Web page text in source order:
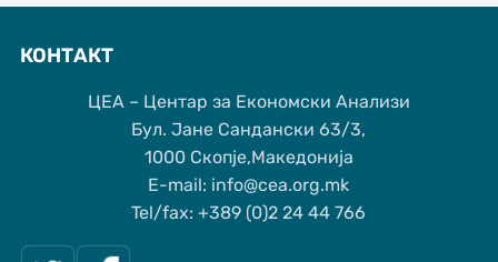
КОНТАКТ
ЦЕА – Центар за Економски Анализи
Бул. Јане Сандански 63/3,
1000 Скопје,Македонија
Е-mail: info@cea.org.mk
Tel/fax: +389 (0)2 24 44 766